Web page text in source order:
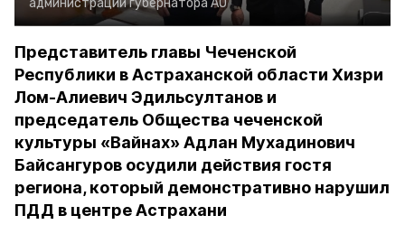
администрации губернатора АО
Представитель главы Чеченской
Республики в Астраханской области Хизри
Лом-Алиевич Эдильсултанов и
председатель Общества чеченской
культуры «Вайнах» Адлан Мухадинович
Байсангуров осудили действия гостя
региона, который демонстративно нарушил
ПДД в центре Астрахани